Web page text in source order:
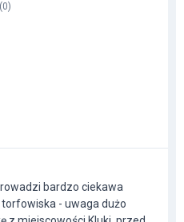
(0)
bardzo ciekawa
- uwaga dużo